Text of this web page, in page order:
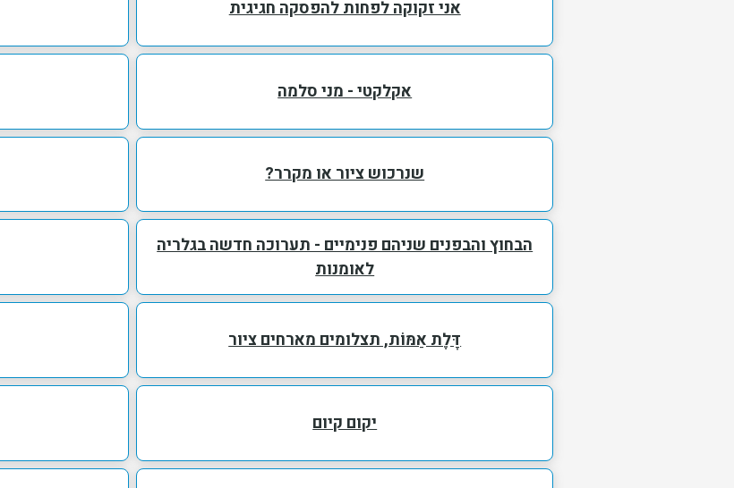
אני זקוקה לפחות להפסקה חגיגית
אקלקטי - מני סלמה
שנרכוש ציור או מקרר?
הבחוץ והבפנים שניהם פנימיים - תערוכה חדשה בגלריה
לאומנות
דָּלֶת אַמּוֹת, תצלומים מארחים ציור
יקום קיום